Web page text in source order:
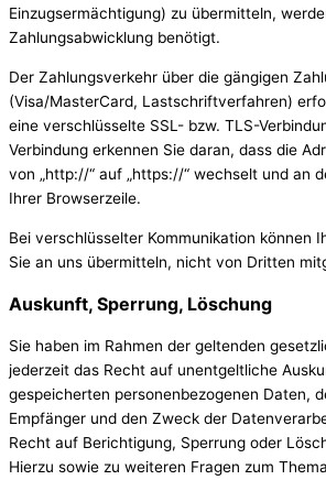
Einzugsermächtigung) zu übermitteln,
Zahlungsabwicklung benötigt.
Der Zahlungsverkehr über die gängigen
(Visa/MasterCard, Lastschriftverfahren)
eine verschlüsselte SSL- bzw. TLS-
Verbindung erkennen Sie daran, dass die
von „http://“ auf „https://“ wechselt und an
Ihrer Browserzeile.
Bei verschlüsselter Kommunikation können
Sie an uns übermitteln, nicht von Dritten
Auskunft, Sperrung, Löschung
Sie haben im Rahmen der geltenden
jederzeit das Recht auf unentgeltliche
gespeicherten personenbezogenen Daten,
Empfänger und den Zweck der
Recht auf Berichtigung, Sperrung oder
Hierzu sowie zu weiteren Fragen zum